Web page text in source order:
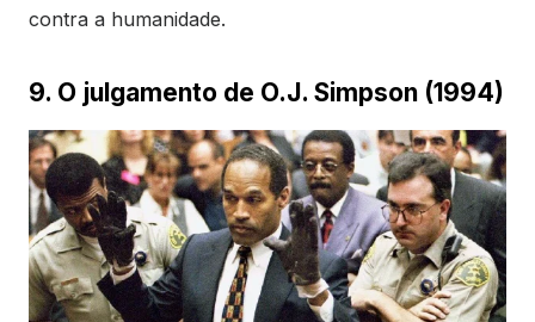
contra a humanidade.
9. O julgamento de O.J. Simpson (1994)